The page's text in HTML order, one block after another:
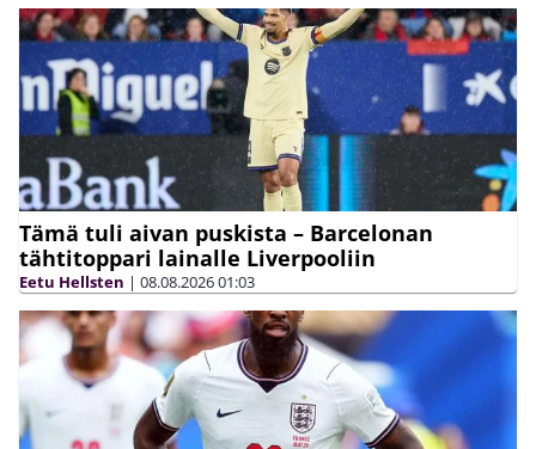
Tämä tuli aivan puskista – Barcelonan
tähtitoppari lainalle Liverpooliin
Eetu Hellsten | 08.08.202601:03